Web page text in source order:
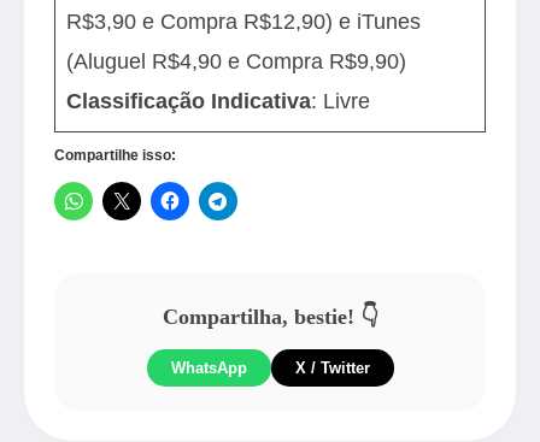
R$3,90 e Compra R$12,90) e iTunes
(Aluguel R$4,90 e Compra R$9,90)
Classificação Indicativa: Livre
Compartilhe isso:
Compartilha, bestie! 👇
WhatsApp X / Twitter